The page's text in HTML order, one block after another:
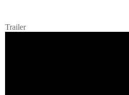
Trailer